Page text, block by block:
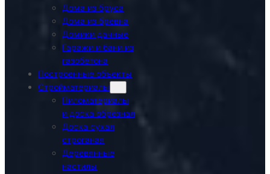
Дома из бруса
Дома из бревна
Домики дачные
Гаражи и бани из
газобетона
Построенные объекты
Стройматериалы
Пиломатериалы
и доска обрезная
Доска сухая
строганая
Деревянные
настилы